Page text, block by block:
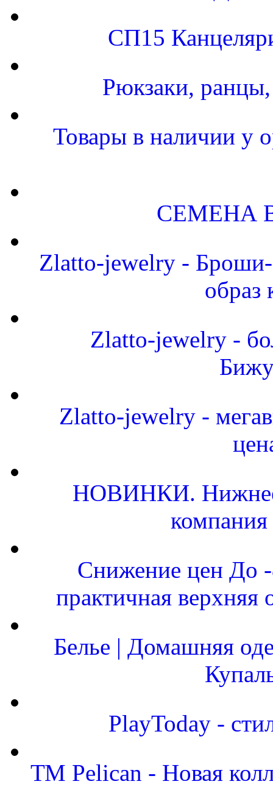
СП15
Рюкзаки,
Товары в наличии у
СЕМЕНА
Zlatto-jewelry -
образ
Zlatto-jewelry -
Zlatto-jewelry -
НОВИНКИ. Нижнее
Снижение цен До
практичная
Белье | Домашняя
PlayToday -
ТМ Pelican - Новая